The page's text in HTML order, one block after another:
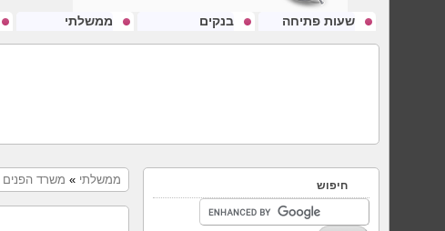
שעות פתיחה בנקים ממשלתי
ממשלתי » משרד הפנים חיפוש